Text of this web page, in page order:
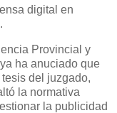
digital en
Provincial y
ha anuciado que
del juzgado,
la normativa
la publicidad